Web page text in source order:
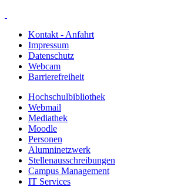
Kontakt - Anfahrt
Impressum
Datenschutz
Webcam
Barrierefreiheit
Hochschulbibliothek
Webmail
Mediathek
Moodle
Personen
Alumninetzwerk
Stellenausschreibungen
Campus Management
IT Services